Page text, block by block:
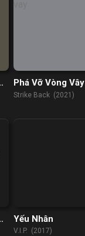
Phá Vỡ Vòng Vây
Strike Back (2021)
Yếu Nhân
V.I.P. (2017)